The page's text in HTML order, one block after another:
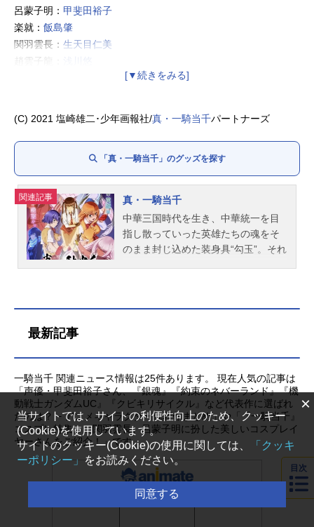
呂蒙子明： 甲斐田裕子
楽就： 飯島肇
関羽雲長： 生天目仁美
趙雲子龍：
魯粛子敬：
小林沙苗
卑弥呼：たかはし智秋
種﨑敦美
因達羅：沼倉愛美
佐々木巌流：矢作紗友里
楠木多聞丸：伊瀬茉莉也
(C) 2021 塩崎雄二･少年画報社/真・一騎当千パートナーズ
「真・一騎当千」のグッズを探す
関連記事
真・一騎当千
中華三国時代を生き、中華統一を目
指し散っていった英雄たちの魂をそ
のまま封じ込めた装身具“勾玉”。それ
見せ始めたが、関西を支配する大和
動する。そんな中、関東・南陽学院
に新たな闘士、孫権仲謀（そんけん
ちゅうぼう）が転入。孫権は頭首で
ある姉・孫策伯符（そんさくはく
ふ）不在による学院からの洗礼を受
ける。加えて卑弥呼によって差し向
けられた刺客・山田朝右衛門（やま
だあさえもん）と因達羅（いんだ
ら）が校内に侵入し絶体絶命の危
機。執拗に狙われる仲謀に隠された
最新記事
一騎当千 関連ニュース情報は25件あります。 現在人気の記事は
「声優・甲斐田裕子さん、『銀魂』『約束のネバーランド』『機
動戦士ガンダムUC』『クビキリサイクル』など代表作に選ばれ
たのは？ − アニメキャラクター代表作まとめ」や「『一騎当千』
コスプレ特集！ 関羽雲長、呂蒙子明に扮した美しいコスプレイ
ヤーさんをご紹介！」です。
目次
×
当サイトでは、サイトの利便性向上のため、クッキー
(Cookie)を使用しています。
サイトのクッキー(Cookie)の使用に関しては、
「クッキ
ーポリシー」
をお読みください。
同意する